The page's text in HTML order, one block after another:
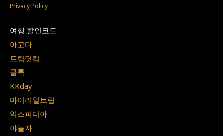
Privacy Policy
여행 할인코드
아고다
트립닷컴
클룩
KKday
마이리얼트립
익스피디아
야놀자